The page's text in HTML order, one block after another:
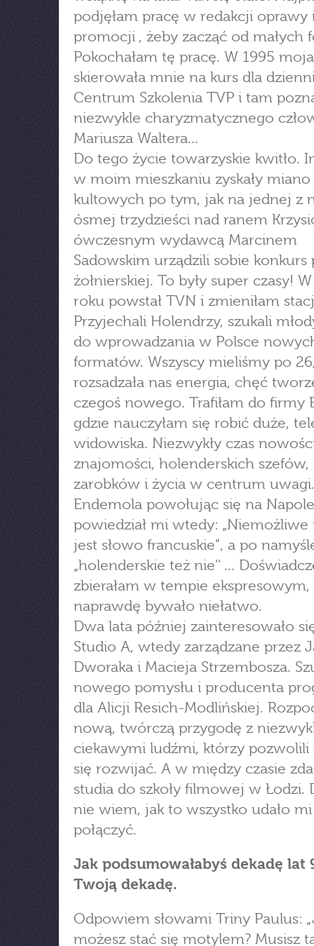
podjęłam pracę w redakcji oprawy
promocji , żeby zacząć od małych
Pokochałam tę pracę. W 1995
skierowała mnie na kurs dla
Centrum Szkolenia TVP i tam
niezwykle charyzmatycznego
Mariusza Waltera...
Do tego życie towarzyskie kwitło.
w moim mieszkaniu zyskały miano
kultowych po tym, jak na jednej z
ósmej trzydzieści nad ranem
ówczesnym wydawcą Marcinem
Sadowskim urządzili sobie konkurs
żołnierskiej. To były super czasy!
roku powstał TVN i zmieniłam
Przyjechali Holendrzy, szukali
do wprowadzania w Polsce
formatów. Wszyscy mieliśmy po
rozsadzała nas energia, chęć
czegoś nowego. Trafiłam do firmy
gdzie nauczyłam się robić duże,
widowiska. Niezwykły czas
znajomości, holenderskich
zarobków i życia w centrum
Endemola powołując się na
powiedział mi wtedy: „Niemożliwe
jest słowo francuskie", a po
„holenderskie też nie'' ...
zbierałam w tempie
naprawdę bywało niełatwo.
Dwa lata później zainteresowało
Studio A, wtedy zarządzane przez
Dworaka i Macieja Strzembosza.
nowego pomysłu i producenta
dla Alicji Resich-Modlińskiej.
nową, twórczą przygodę z
ciekawymi ludźmi, którzy pozwolili
się rozwijać. A w między czasie
studia do szkoły filmowej w Łodzi.
nie wiem, jak to wszystko udało mi
połączyć.
Jak podsumowałabyś dekadę lat
Twoją dekadę.
Odpowiem słowami Triny Paulus:
możesz stać się motylem? Musisz